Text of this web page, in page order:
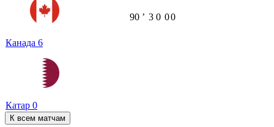
Канада 6
Катар 0
90 ʼ 3 0 00
К всем матчам